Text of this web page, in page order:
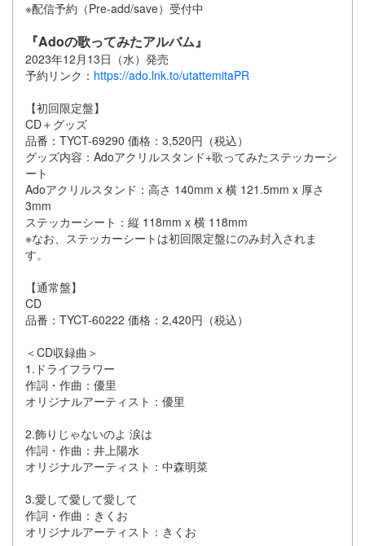
※配信予約（Pre-add/save）受付中
『Adoの歌ってみたアルバム』
2023年12月13日（水）発売
予約リンク： https://ado.lnk.to/utattemitaPR
【初回限定盤】
CD＋グッズ
品番：TYCT-69290 価格：3,520円（税込）
グッズ内容：Adoアクリルスタンド+歌ってみたステッカーシ
ート
Adoアクリルスタンド：高さ 140mm x 横 121.5mm x 厚さ
3mm
ステッカーシート：縦 118mm x 横 118mm
※なお、ステッカーシートは初回限定盤にのみ封入されま
す。
【通常盤】
CD
品番：TYCT-60222 価格：2,420円（税込）
＜CD収録曲＞
1.ドライフラワー
作詞・作曲：優里
オリジナルアーティスト：優里
2.飾りじゃないのよ 涙は
作詞・作曲：井上陽水
オリジナルアーティスト：中森明菜
3.愛して愛して愛して
作詞・作曲：きくお
オリジナルアーティスト：きくお